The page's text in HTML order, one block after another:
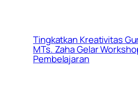
Tingkatkan Kreativitas
MTs. Zaha Gelar
Pembelajaran